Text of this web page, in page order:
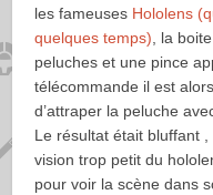
les fameuses Hololens
quelques temps), la
peluches et une pince
télécommande il est
d’attraper la peluche
Le résultat était bluffant
vision trop petit du
pour voir la scène dans